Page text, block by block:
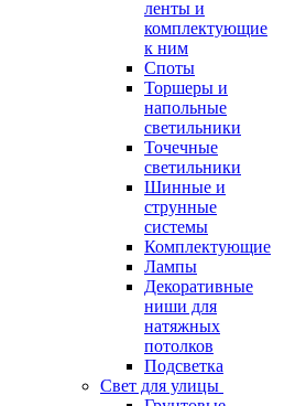
ленты и
комплектующие
к ним
Споты
Торшеры и
напольные
светильники
Точечные
светильники
Шинные и
струнные
системы
Комплектующие
Лампы
Декоративные
ниши для
натяжных
потолков
Подсветка
Свет для улицы